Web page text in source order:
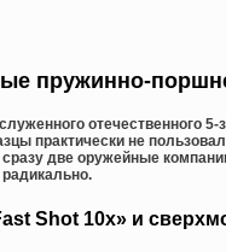
пружинно-
отечественного
практически не
две оружейные
Shot 10x» и